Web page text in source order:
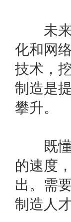
未来
化和网
技术，
制造是
攀升。
既懂IT
的速度
出。需
制造人